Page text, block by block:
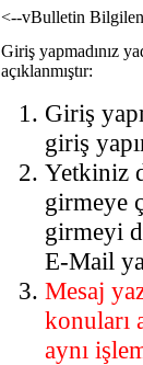
<--vBulletin
Giriş yapmadınız
açıklanmıştır:
Giriş
giriş
Yetkiniz
girmeye
girmeyi
E-Mail
Mesaj
konuları
aynı